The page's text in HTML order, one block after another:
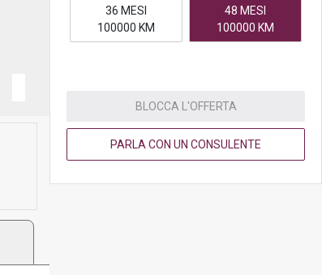
36 MESI
100000 KM
48 MESI
100000 KM
BLOCCA L'OFFERTA
PARLA CON UN CONSULENTE